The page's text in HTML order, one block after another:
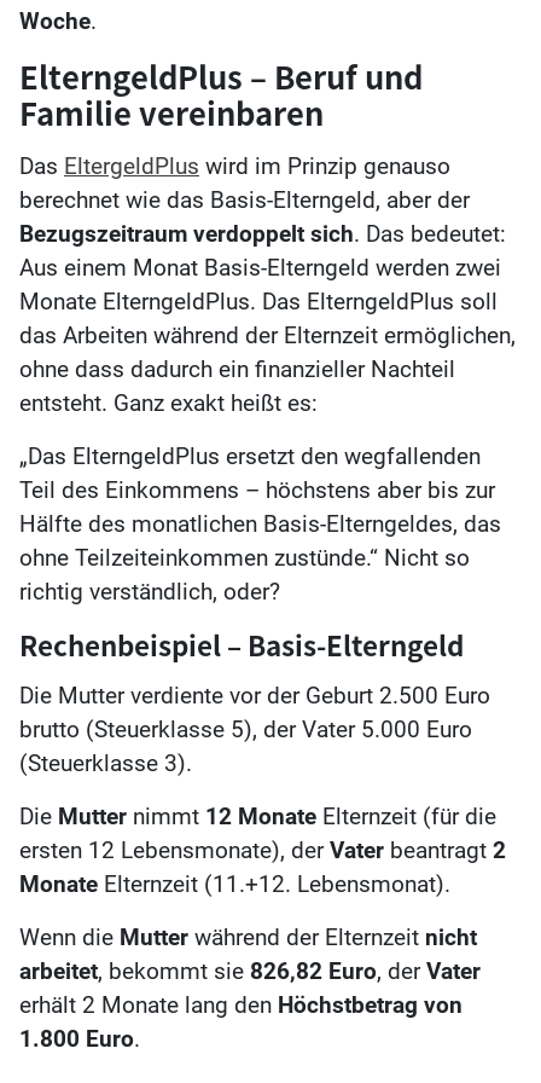
Woche.
ElterngeldPlus – Beruf und
Familie vereinbaren
Das EltergeldPlus wird im Prinzip genauso
berechnet wie das Basis-Elterngeld, aber der
Bezugszeitraum verdoppelt sich. Das bedeutet:
Aus einem Monat Basis-Elterngeld werden zwei
Monate ElterngeldPlus. Das ElterngeldPlus soll
das Arbeiten während der Elternzeit ermöglichen,
ohne dass dadurch ein finanzieller Nachteil
entsteht. Ganz exakt heißt es:
„Das ElterngeldPlus ersetzt den wegfallenden
Teil des Einkommens – höchstens aber bis zur
Hälfte des monatlichen Basis-Elterngeldes, das
ohne Teilzeiteinkommen zustünde.“ Nicht so
richtig verständlich, oder?
Rechenbeispiel – Basis-Elterngeld
Die Mutter verdiente vor der Geburt 2.500 Euro
brutto (Steuerklasse 5), der Vater 5.000 Euro
(Steuerklasse 3).
Die Mutter nimmt 12 Monate Elternzeit (für die
ersten 12 Lebensmonate), derVater beantragt 2
Monate Elternzeit (11.+12. Lebensmonat).
Wenn die Mutter während der Elternzeit nicht
arbeitet, bekommt sie 826,82 Euro, derVater
erhält 2 Monate lang den Höchstbetrag von
1.800 Euro.